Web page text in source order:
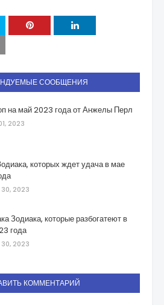
СООБЩЕНИЯ
на май 2023 года от Анжелы Перл
2023
которых ждет удача в мае
30, 2023
Зодиака, которые разбогатеют в
года
30, 2023
КОММЕНТАРИЙ